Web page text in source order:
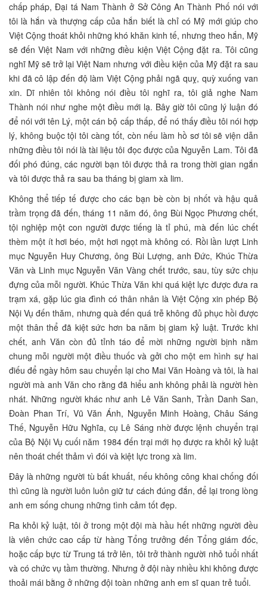
chấp pháp, Đại tá Nam Thành ở Sở Công An Thành Phố nói với
tôi là hắn và thượng cấp của hắn biết là chỉ có Mỹ mới giúp cho
Việt Cộng thoát khỏi những khó khăn kinh tế, nhưng theo hắn, Mỹ
sẽ đến Việt Nam với những điều kiện Việt Cộng đặt ra. Tôi cũng
nghĩ Mỹ sẽ trở lại Việt Nam nhưng với điều kiện của Mỹ đặt ra sau
khi đã cô lập đến độ làm Việt Cộng phải ngã quỵ, quỳ xuống van
xin. Dĩ nhiên tôi không nói điều tôi nghĩ ra, tôi giả nghe Nam
Thành nói như nghe một điều mới lạ. Bây giờ tôi cũng lý luận đó
để nói với tên Lý, một cán bộ cấp thấp, để nó thấy điều tôi nói hợp
lý, không buộc tội tôi càng tốt, còn nếu làm hồ sơ tôi sẽ viện dẫn
những điều tôi nói là tài liệu tôi đọc được của Nguyễn Lam. Tôi đã
đối phó đúng, các người bạn tôi được thả ra trong thời gian ngắn
và tôi được thả ra sau ba tháng bị giam xà lim.
Không thể tiếp tế được cho các bạn bè còn bị nhốt và hậu quả
trầm trọng đã đến, tháng 11 năm đó, ông Bùi Ngọc Phương chết,
tội nghiệp một con người được tiếng là tỉ phú, mà đến lúc chết
thèm một ít hơi béo, một hơi ngọt mà không có. Rồi lần lượt Linh
mục Nguyễn Huy Chương, ông Bùi Lượng, anh Đức, Khúc Thừa
Văn và Linh mục Nguyễn Văn Vàng chết trước, sau, tùy sức chịu
đựng của mỗi người. Khúc Thừa Văn khi quá kiệt lực được đưa ra
trạm xá, gặp lúc gia đình có thân nhân là Việt Cộng xin phép Bộ
Nội Vụ đến thăm, nhưng quà đến quá trễ không đủ phục hồi được
một thân thể đã kiệt sức hơn ba năm bị giam kỷ luật. Trước khi
chết, anh Văn còn đủ tỉnh táo để mời những người bịnh nằm
chung mỗi người một điều thuốc và gởi cho một em hình sự hai
điếu để ngày hôm sau chuyển lại cho Mai Văn Hoàng và tôi, là hai
người mà anh Văn cho rằng đã hiểu anh không phải là người hèn
nhát. Những người khác như anh Lê Văn Sanh, Trần Danh San,
Đoàn Phan Trí, Vũ Văn Ánh, Nguyễn Minh Hoàng, Châu Sáng
Thế, Nguyễn Hữu Nghĩa, cụ Lê Sáng nhờ được lệnh chuyển trại
của Bộ Nội Vụ cuối năm 1984 đến trại mới họ được ra khỏi kỷ luật
nên thoát chết thảm vì đói và kiệt lực trong xà lim.
Đây là những người tù bất khuất, nếu không công khai chống đối
thì cũng là người luôn luôn giữ tư cách đúng đắn, để lại trong lòng
anh em sống chung những tình cảm tốt đẹp.
Ra khỏi kỷ luật, tôi ở trong một đội mà hầu hết những người đều
là viên chức cao cấp từ hàng Tổng trưởng đến Tổng giám đốc,
hoặc cấp bực từ Trung tá trở lên, tôi trở thành người nhỏ tuổi nhất
và có chức vụ tầm thường. Nhưng ở đội này nhiều khi không được
thoải mái bằng ở những đội toàn những anh em sĩ quan trẻ tuổi.